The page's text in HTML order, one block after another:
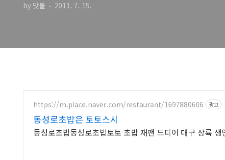
by 맛볼 2011. 7. 15.
https://m.place.naver.com/restaurant/1697880606 광고
동성로초밥은 토토스시
동성로초밥동성로초밥토토 초밥 재팬 드디어 대구 상륙